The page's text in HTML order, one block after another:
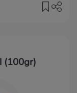
(100gr)